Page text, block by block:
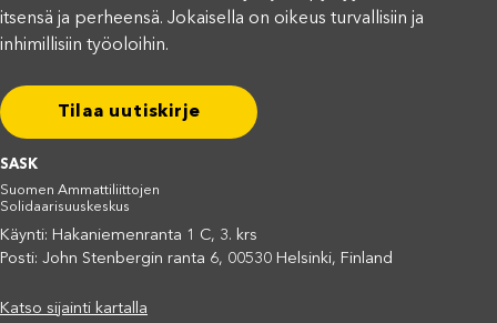
itsensä ja perheensä. Jokaisella on oikeus turvallisiin ja
inhimillisiin työoloihin.
Tilaa uutiskirje
SASK
Suomen Ammattiliittojen
Solidaarisuuskeskus
Käynti: Hakaniemenranta 1 C, 3. krs
Posti: John Stenbergin ranta 6, 00530 Helsinki, Finland
Katso sijainti kartalla